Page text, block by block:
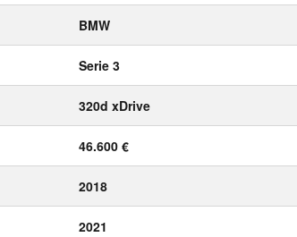
BMW
Serie 3
320d xDrive
46.600 €
2018
2021